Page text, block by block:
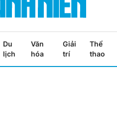
Du
lịch
Văn
hóa
Giải
trí
Thể
thao